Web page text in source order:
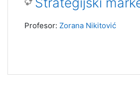
Profesor: Zorana Nikitović